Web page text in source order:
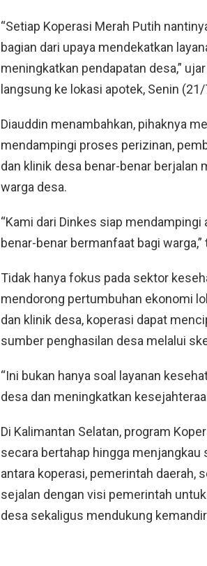
“Setiap Koperasi Merah Putih
bagian dari upaya mendekatkan
meningkatkan pendapatan desa,”
langsung ke lokasi apotek, Senin
Diauddin menambahkan, pihaknya
mendampingi proses perizinan,
dan klinik desa benar-benar berjalan
warga desa.
“Kami dari Dinkes siap
benar-benar bermanfaat bagi warga,”
Tidak hanya fokus pada sektor
mendorong pertumbuhan ekonomi
dan klinik desa, koperasi dapat
sumber penghasilan desa melalui
“Ini bukan hanya soal layanan
desa dan meningkatkan
Di Kalimantan Selatan, program
secara bertahap hingga
antara koperasi, pemerintah daerah,
sejalan dengan visi pemerintah
desa sekaligus mendukung